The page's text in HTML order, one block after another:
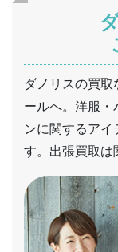
ダノリスの買
ールへ。洋服・
ンに関するアイ
す。出張買取は